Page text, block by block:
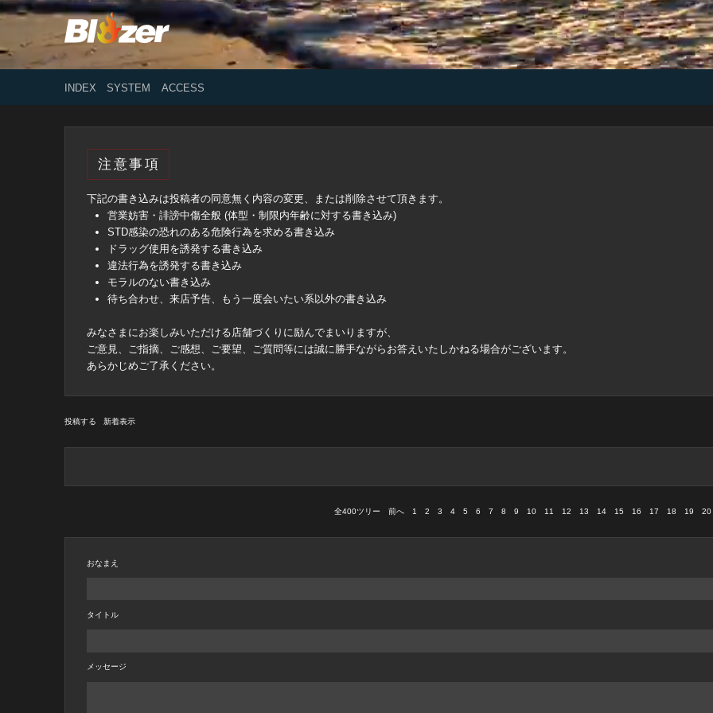
INDEX SYSTEM ACCESS
注意事項
下記の書き込みは投稿者の同意無く内容の変更、または削除させて頂きます。
営業妨害・誹謗中傷全般 (体型・制限内年齢に対する書き込み)
STD感染の恐れのある危険行為を求める書き込み
ドラッグ使用を誘発する書き込み
違法行為を誘発する書き込み
モラルのない書き込み
待ち合わせ、来店予告、もう一度会いたい系以外の書き込み
みなさまにお楽しみいただける店舗づくりに励んでまいりますが、
ご意見、ご指摘、ご感想、ご要望、ご質問等には誠に勝手ながらお答えいたしかねる場合がございます。
あらかじめご了承ください。
投稿する 新着表示
全400ツリー 前へ 1 2 3 4 5 6 7 8 9 10 11 12 13 14 15 16 17 18 19 20
おなまえ
タイトル
メッセージ